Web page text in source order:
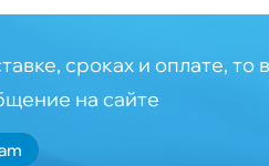
сроках и оплате, то
на сайте